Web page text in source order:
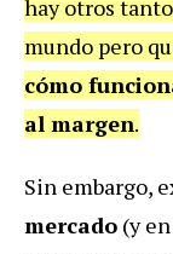
hay otros
mundo pero
cómo
al margen.
Sin embargo,
mercado (y